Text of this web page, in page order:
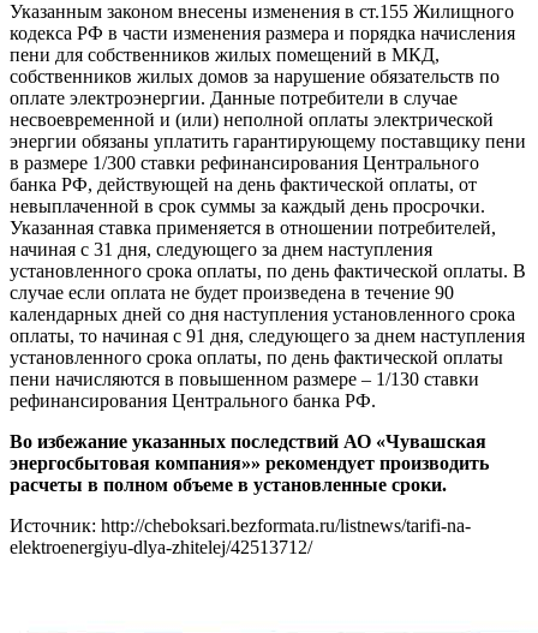
Указанным законом внесены изменения в ст.155 Жилищного
кодекса РФ в части изменения размера и порядка начисления
пени для собственников жилых помещений в МКД,
собственников жилых домов за нарушение обязательств по
оплате электроэнергии. Данные потребители в случае
несвоевременной и (или) неполной оплаты электрической
энергии обязаны уплатить гарантирующему поставщику пени
в размере 1/300 ставки рефинансирования Центрального
банка РФ, действующей на день фактической оплаты, от
невыплаченной в срок суммы за каждый день просрочки.
Указанная ставка применяется в отношении потребителей,
начиная с 31 дня, следующего за днем наступления
установленного срока оплаты, по день фактической оплаты. В
случае если оплата не будет произведена в течение 90
календарных дней со дня наступления установленного срока
оплаты, то начиная с 91 дня, следующего за днем наступления
установленного срока оплаты, по день фактической оплаты
пени начисляются в повышенном размере – 1/130 ставки
рефинансирования Центрального банка РФ.
Во избежание указанных последствий АО «Чувашская
энергосбытовая компания»» рекомендует производить
расчеты в полном объеме в установленные сроки.
Источник: http://cheboksari.bezformata.ru/listnews/tarifi-na-
elektroenergiyu-dlya-zhitelej/42513712/